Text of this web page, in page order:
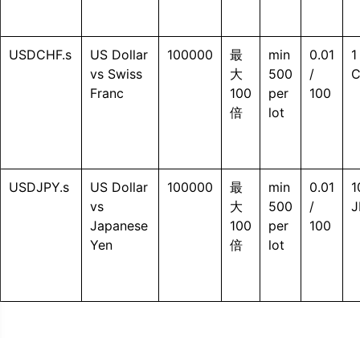
USDCHF.s
US Dollar
vs Swiss
Franc
100000
最
大
100
倍
min
500
per
lot
0.01
/
100
1
USDJPY.s
US Dollar
vs
Japanese
Yen
100000
最
大
100
倍
min
500
per
lot
0.01
/
100